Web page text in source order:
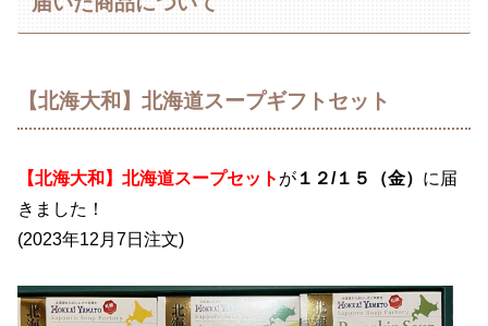
【北海大和】北海道スープギフトセット
【北海大和】北海道スープセット が １２/１５（金） に届
きました ！
(2023年12月7日注文)